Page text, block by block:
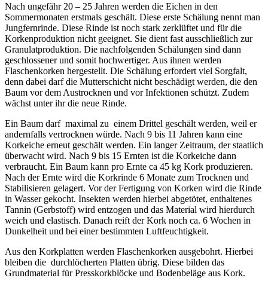
Nach ungefähr 20 – 25 Jahren werden die Eichen in den
Sommermonaten erstmals geschält. Diese erste Schälung nennt man
Jungfernrinde. Diese Rinde ist noch stark zerklüftet und für die
Korkenproduktion nicht geeignet. Sie dient fast ausschließlich zur
Granulatproduktion. Die nachfolgenden Schälungen sind dann
geschlossener und somit hochwertiger. Aus ihnen werden
Flaschenkorken hergestellt. Die Schälung erfordert viel Sorgfalt,
denn dabei darf die Mutterschicht nicht beschädigt werden, die den
Baum vor dem Austrocknen und vor Infektionen schützt. Zudem
wächst unter ihr die neue Rinde.
Ein Baum darf maximal zu einem Drittel geschält werden, weil er
andernfalls vertrocknen würde. Nach 9 bis 11 Jahren kann eine
Korkeiche erneut geschält werden. Ein langer Zeitraum, der staatlich
überwacht wird. Nach 9 bis 15 Ernten ist die Korkeiche dann
verbraucht. Ein Baum kann pro Ernte ca 45 kg Kork produzieren.
Nach der Ernte wird die Korkrinde 6 Monate zum Trocknen und
Stabilisieren gelagert. Vor der Fertigung von Korken wird die Rinde
in Wasser gekocht. Insekten werden hierbei abgetötet, enthaltenes
Tannin (Gerbstoff) wird entzogen und das Material wird hierdurch
weich und elastisch. Danach reift der Kork noch ca. 6 Wochen in
Dunkelheit und bei einer bestimmten Luftfeuchtigkeit.
Aus den Korkplatten werden Flaschenkorken ausgebohrt. Hierbei
bleiben die durchlöcherten Platten übrig. Diese bilden das
Grundmaterial für Presskorkblöcke und Bodenbeläge aus Kork.